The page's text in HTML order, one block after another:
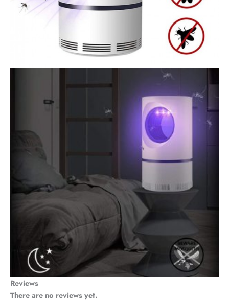
Reviews
There are no reviews yet.